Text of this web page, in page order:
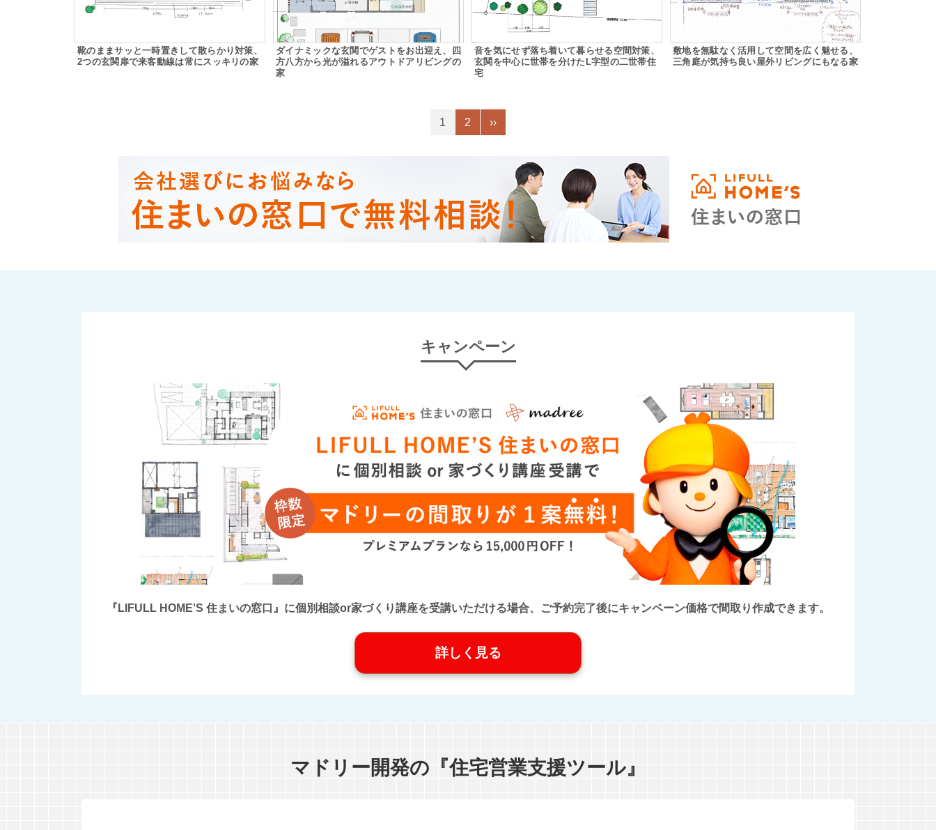
靴のままサッと一時置きして散らかり対策、
2つの玄関扉で来客動線は常にスッキリの家
ダイナミックな玄関でゲストをお出迎え、四
方八方から光が溢れるアウトドアリビングの
家
音を気にせず落ち着いて暮らせる空間対策、
玄関を中心に世帯を分けたL字型の二世帯住
宅
敷地を無駄なく活用して空間を広く魅せる、
三角庭が気持ち良い屋外リビングにもなる家
1 2 ››
キャンペーン
『LIFULL HOME'S 住まいの窓口』に個別相談or家づくり講座を受講いただける場合、ご予約完了後にキャンペーン価格で間取り作成できます。
詳しく見る
マドリー開発の『住宅営業支援ツール』